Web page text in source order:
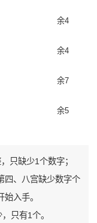
余4
余4
余7
余5
只缺少1个数字；
四、八宫缺少数字个
入手。
只有1个。